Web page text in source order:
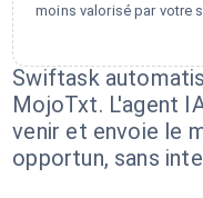
moins valorisé par votre
Swiftask
MojoTxt. L'agent
venir et envoie le
opportun, sans